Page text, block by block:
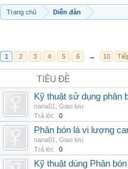
Trang chủ Diễn đàn
1 2 3 4 5 6 → 10
TIÊU ĐỀ
Kỹ thuật sử dụng phân
nana01
Giao lưu
Trả lời:
0
Phân bón lá vi lượng
nana01
Giao lưu
Trả lời:
0
Kỹ thuật dùng Phân